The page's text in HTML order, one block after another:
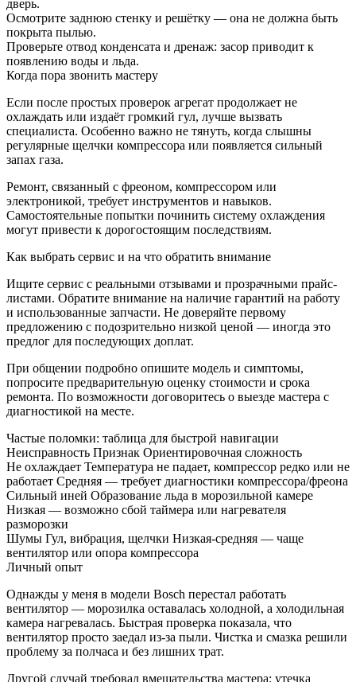
дверь.
Осмотрите заднюю стенку и решётку — она не должна быть
покрыта пылью.
Проверьте отвод конденсата и дренаж: засор приводит к
появлению воды и льда.
Когда пора звонить мастеру
Если после простых проверок агрегат продолжает не
охлаждать или издаёт громкий гул, лучше вызвать
специалиста. Особенно важно не тянуть, когда слышны
регулярные щелчки компрессора или появляется сильный
запах газа.
Ремонт, связанный с фреоном, компрессором или
электроникой, требует инструментов и навыков.
Самостоятельные попытки починить систему охлаждения
могут привести к дорогостоящим последствиям.
Как выбрать сервис и на что обратить внимание
Ищите сервис с реальными отзывами и прозрачными прайс-
листами. Обратите внимание на наличие гарантий на работу
и использованные запчасти. Не доверяйте первому
предложению с подозрительно низкой ценой — иногда это
предлог для последующих доплат.
При общении подробно опишите модель и симптомы,
попросите предварительную оценку стоимости и срока
ремонта. По возможности договоритесь о выезде мастера с
диагностикой на месте.
Частые поломки: таблица для быстрой навигации
Неисправность Признак Ориентировочная сложность
Не охлаждает Температура не падает, компрессор редко или не
работает Средняя — требует диагностики компрессора/фреона
Сильный иней Образование льда в морозильной камере
Низкая — возможно сбой таймера или нагревателя
разморозки
Шумы Гул, вибрация, щелчки Низкая-средняя — чаще
вентилятор или опора компрессора
Личный опыт
Однажды у меня в модели Bosch перестал работать
вентилятор — морозилка оставалась холодной, а холодильная
камера нагревалась. Быстрая проверка показала, что
вентилятор просто заедал из-за пыли. Чистка и смазка решили
проблему за полчаса и без лишних трат.
Другой случай требовал вмешательства мастера: утечка